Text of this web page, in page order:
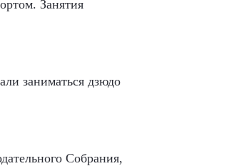
Занятия
заниматься дзюдо
Собрания,